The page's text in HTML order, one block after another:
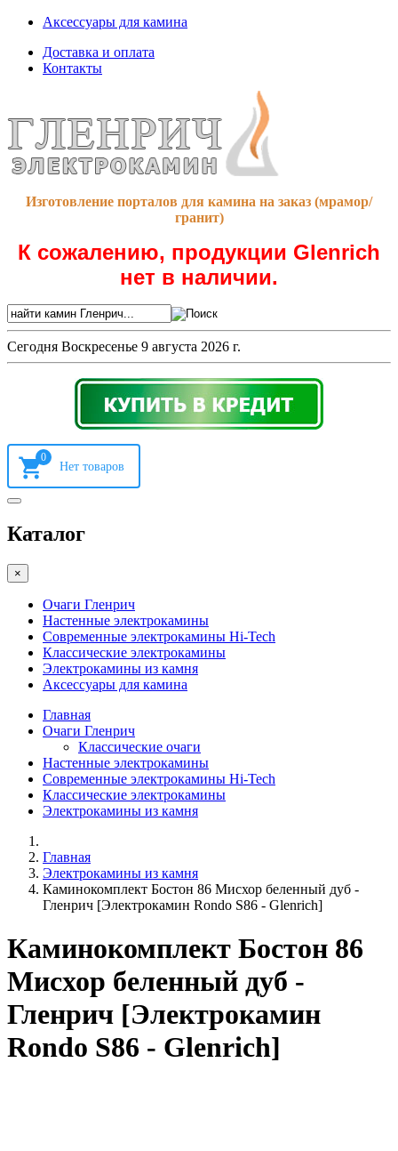
Аксессуары для камина
Доставка и оплата
Контакты
Изготовление порталов для камина на заказ (мрамор/
гранит)
К сожалению, продукции Glenrich
нет в наличии.
Сегодня Воскресенье 9 августа 2026 г.
0
Каталог
×
Очаги Гленрич
Настенные электрокамины
Современные электрокамины Hi-Tech
Классические электрокамины
Электрокамины из камня
Аксессуары для камина
Главная
Очаги Гленрич
Классические очаги
Настенные электрокамины
Современные электрокамины Hi-Tech
Классические электрокамины
Электрокамины из камня
Главная
Электрокамины из камня
Каминокомплект Бостон 86 Мисхор беленный дуб -
Гленрич [Электрокамин Rondo S86 - Glenrich]
Каминокомплект Бостон 86
Мисхор беленный дуб -
Гленрич [Электрокамин
Rondo S86 - Glenrich]